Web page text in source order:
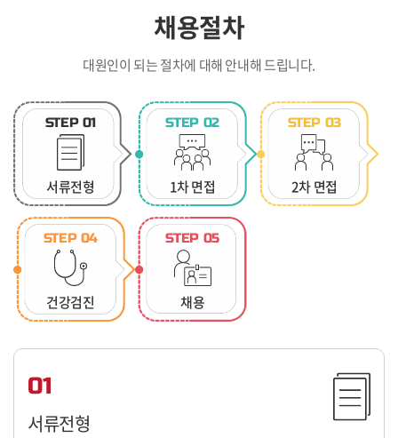
채용절차
대원인이 되는 절차에 대해 안내해 드립니다.
STEP 01
서류전형
STEP 02
1차 면접
STEP 03
2차 면접
STEP 04
건강검진
STEP 05
채용
01
서류전형